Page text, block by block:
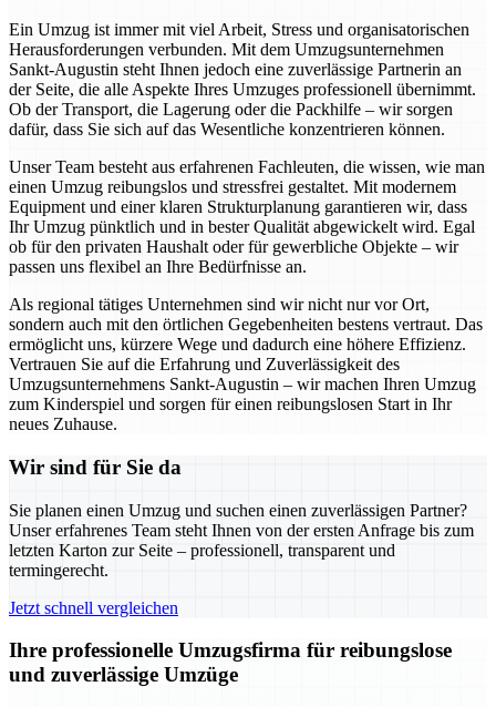
Ein Umzug ist immer mit viel Arbeit, Stress und organisatorischen
Herausforderungen verbunden. Mit dem Umzugsunternehmen
Sankt-Augustin steht Ihnen jedoch eine zuverlässige Partnerin an
der Seite, die alle Aspekte Ihres Umzuges professionell übernimmt.
Ob der Transport, die Lagerung oder die Packhilfe – wir sorgen
dafür, dass Sie sich auf das Wesentliche konzentrieren können.
Unser Team besteht aus erfahrenen Fachleuten, die wissen, wie man
einen Umzug reibungslos und stressfrei gestaltet. Mit modernem
Equipment und einer klaren Strukturplanung garantieren wir, dass
Ihr Umzug pünktlich und in bester Qualität abgewickelt wird. Egal
ob für den privaten Haushalt oder für gewerbliche Objekte – wir
passen uns flexibel an Ihre Bedürfnisse an.
Als regional tätiges Unternehmen sind wir nicht nur vor Ort,
sondern auch mit den örtlichen Gegebenheiten bestens vertraut. Das
ermöglicht uns, kürzere Wege und dadurch eine höhere Effizienz.
Vertrauen Sie auf die Erfahrung und Zuverlässigkeit des
Umzugsunternehmens Sankt-Augustin – wir machen Ihren Umzug
zum Kinderspiel und sorgen für einen reibungslosen Start in Ihr
neues Zuhause.
Wir sind für Sie da
Sie planen einen Umzug und suchen einen zuverlässigen Partner?
Unser erfahrenes Team steht Ihnen von der ersten Anfrage bis zum
letzten Karton zur Seite – professionell, transparent und
termingerecht.
Jetzt schnell vergleichen
Ihre professionelle Umzugsfirma für reibungslose
und zuverlässige Umzüge